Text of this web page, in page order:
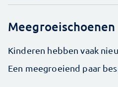
Meegroeischoenen
Kinderen hebben vaak
Een meegroeiend paar